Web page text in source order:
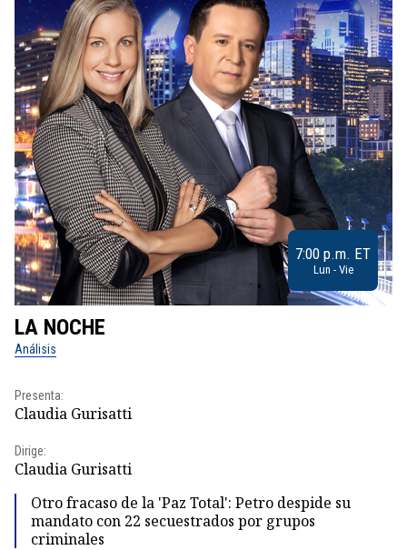
7:00 p.m. ET
Lun - Vie
LA NOCHE
Análisis
Presenta:
Claudia Gurisatti
Dirige:
Claudia Gurisatti
Otro fracaso de la 'Paz Total': Petro despide su
mandato con 22 secuestrados por grupos
criminales